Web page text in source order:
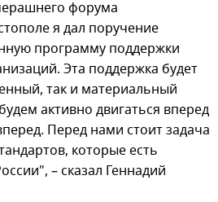
форума
я дал поручение
программу поддержки
Эта поддержка будет
так и материальный
активно двигаться вперед
Перед нами стоит задача
которые есть
– сказал Геннадий